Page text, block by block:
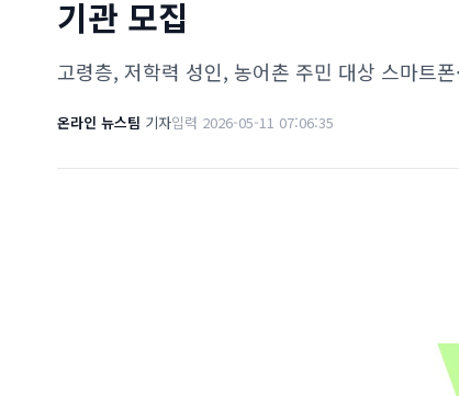
기관 모집
고령층, 저학력 성인, 농어촌 주민 대상 스마트
온라인 뉴스팀 기자입력 2026-05-11 07:06:35